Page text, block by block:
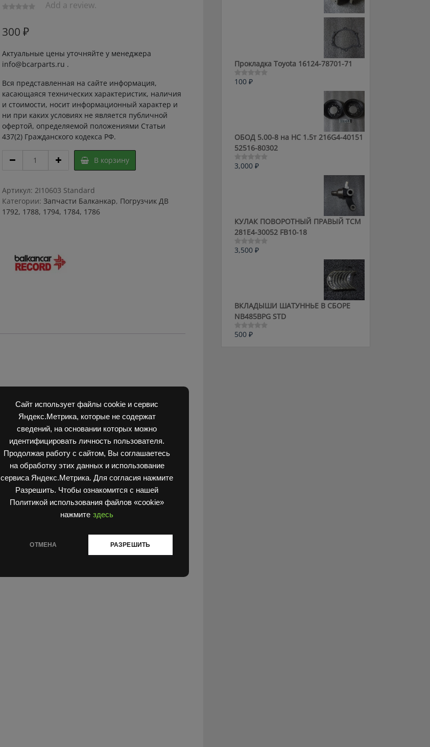
Сайт использует файлы cookie и сервис
Яндекс.Метрика, которые не содержат
сведений, на основании которых можно
идентифицировать личность пользователя.
Продолжая работу с сайтом, Вы соглашаетесь
на обработку этих данных и использование
сервиса Яндекс.Метрика. Для согласия нажмите
Разрешить. Чтобы ознакомится с нашей
Политикой использования файлов «cookie»
нажмите здесь
ОТМЕНА РАЗРЕШИТЬ
Add a review.
300 ₽
Актуальные цены уточняйте у менеджера
info@bcarparts.ru .
Вся представленная на сайте информация,
касающаяся технических характеристик, наличия
и стоимости, носит информационный характер и
ни при каких условиях не является публичной
офертой, определяемой положениями Статьи
437(2) Гражданского кодекса РФ.
4925.3
подвес
ДВ1792
сайленблок
В корзину
Артикул: 2I10603 Standard
Категории: Запчасти Балканкар, Погрузчик ДВ
1792, 1788, 1794, 1784, 1786
Прокладка Toyota 16124-78701-71
Оценка
100 ₽
ОБОД 5.00-8 на HC 1.5т 216G4-40151
52516-80302
Оценка
3,000 ₽
КУЛАК ПОВОРОТНЫЙ ПРАВЫЙ ТСМ
281E4-30052 FB10-18
Оценка
3,500 ₽
ВКЛАДЫШИ ШАТУННЬЕ В СБОРЕ
NB485BPG STD
Оценка
500 ₽